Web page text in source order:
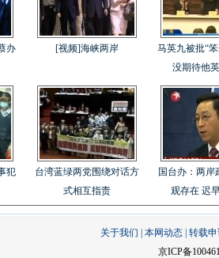
办 [视频]海峡两岸 马英九被批“
没期待他
犯 台湾蓝绿两党围绕对话方
式相互指责
国台办：两岸
观存在 迟
关于我们 本网动态 转载
京ICP备